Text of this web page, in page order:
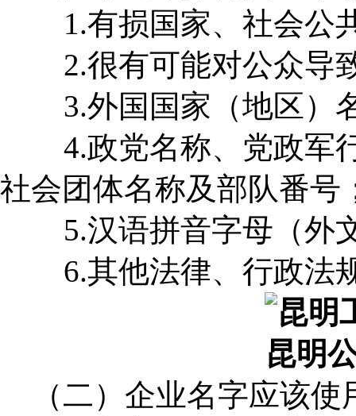
1.有损国家、社会公
2.很有可能对公众导
3.外国国家（地区）
4.政党名称、党政军行
社会团体名称及部队番号
5.汉语拼音字母（外文
6.其他法律、行政法
昆明
（二）企业名字应该使